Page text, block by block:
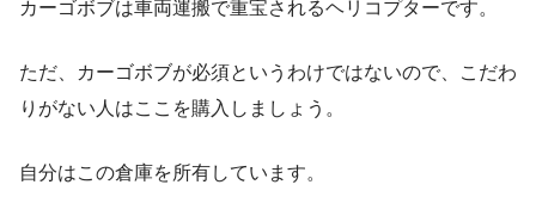
カーゴボブは車両運搬で重宝されるヘリコプターです。
ただ、カーゴボブが必須というわけではないので、こだわ
りがない人はここを購入しましょう。
自分はこの倉庫を所有しています。